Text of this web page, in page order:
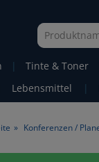
| Tinte & Toner
Lebensmittel |
»